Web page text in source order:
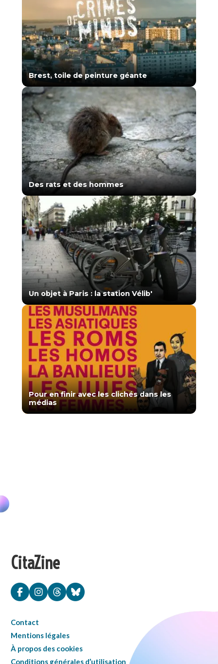
Brest, toile de peinture géante
Des rats et des hommes
Un objet à Paris : la station Vélib'
Pour en finir avec les clichés dans les
médias
CitaZine
Contact
Mentions légales
À propos des cookies
Conditions générales d’utilisation